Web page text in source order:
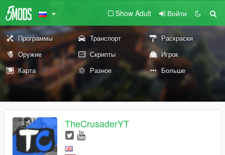
Show Adult Войти
Программы Транспорт
Раскраски
Оружие
Скрипты
Игрок
Карта
Разное Больше
TheCrusaderYT